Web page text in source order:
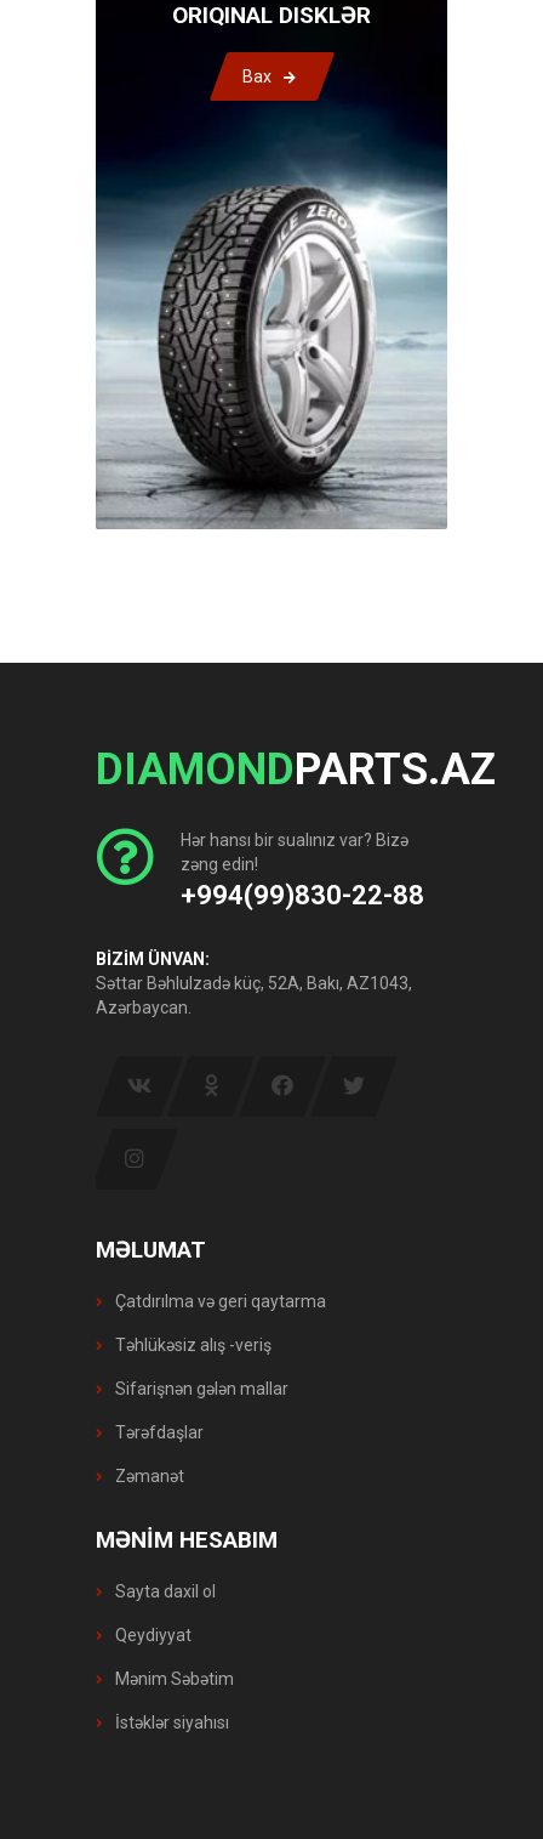
ORIQINAL DISKLƏR
Bax
DIAMONDPARTS.AZ
Hər hansı bir sualınız var? Bizə
zəng edin!
+994(99)830-22-88
BİZİM ÜNVAN:
Səttar Bəhlulzadə küç, 52A, Bakı, AZ1043,
Azərbaycan.
MƏLUMAT
Çatdırılma və geri qaytarma
Təhlükəsiz alış -veriş
Sifarişnən gələn mallar
Tərəfdaşlar
Zəmanət
MƏNİM HESABIM
Sayta daxil ol
Qeydiyyat
Mənim Səbətim
İstəklər siyahısı